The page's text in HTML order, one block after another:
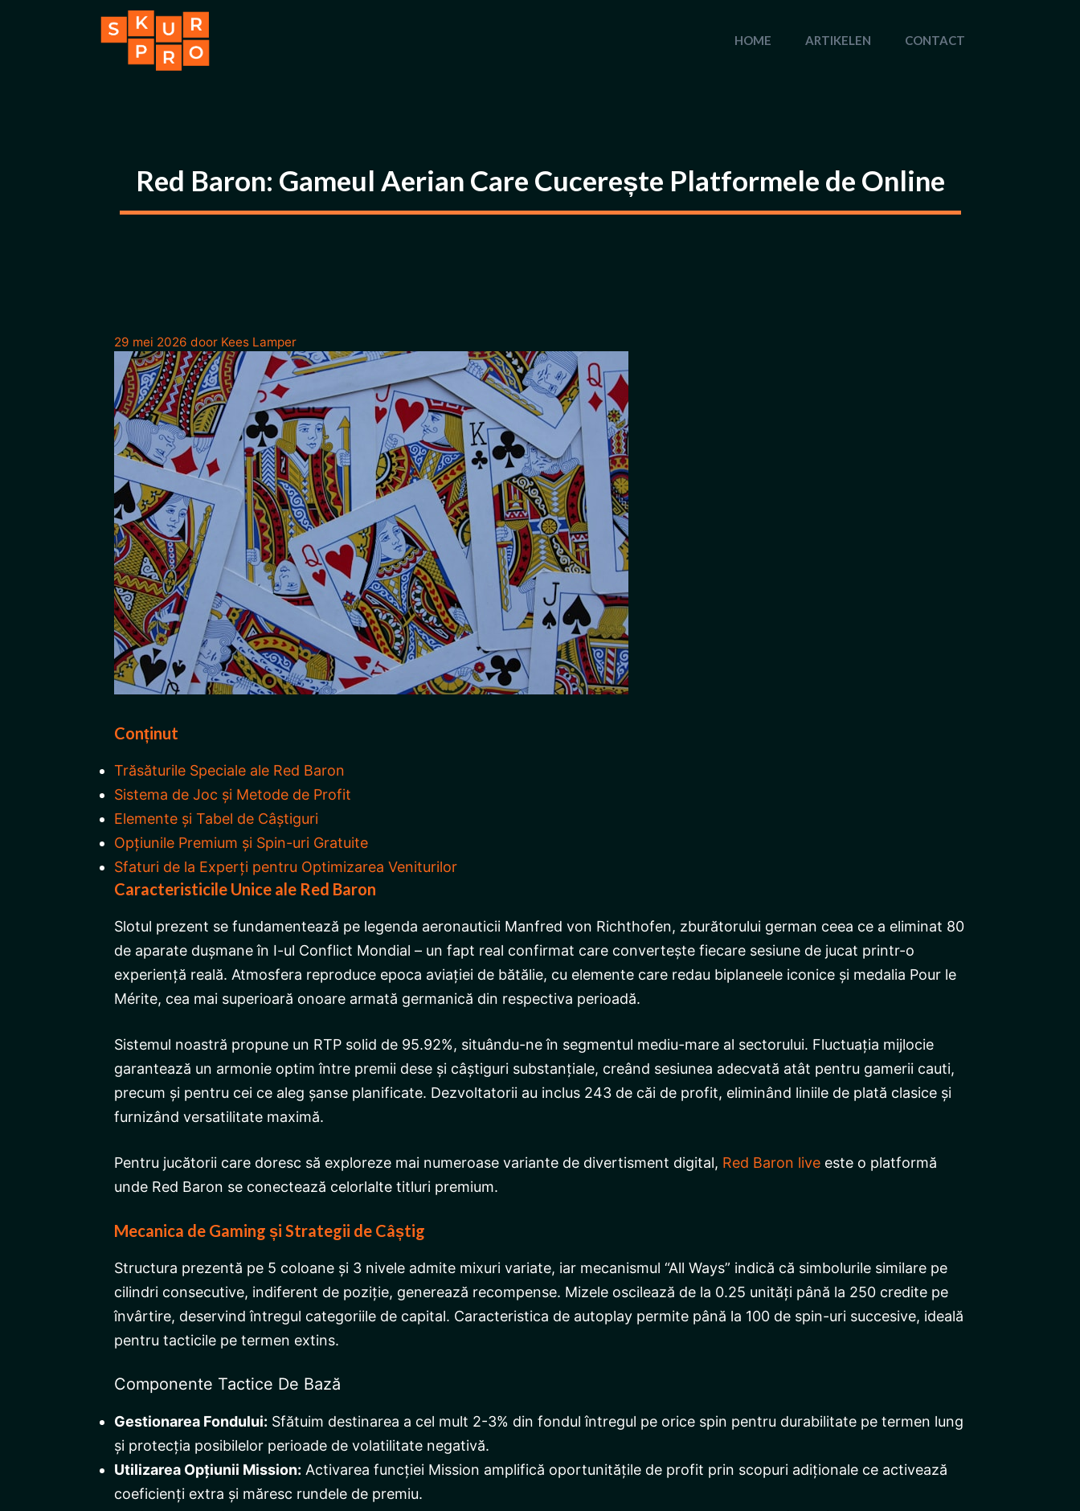
HOME ARTIKELEN CONTACT
Red Baron: Gameul Aerian Care Cucerește Platformele de Online
29 mei 2026 door Kees Lamper
Conținut
Trăsăturile Speciale ale Red Baron
Sistema de Joc și Metode de Profit
Elemente și Tabel de Câștiguri
Opțiunile Premium și Spin-uri Gratuite
Sfaturi de la Experți pentru Optimizarea Veniturilor
Caracteristicile Unice ale Red Baron
Slotul prezent se fundamentează pe legenda aeronauticii Manfred von Richthofen, zburătorului german ceea ce a eliminat 80
de aparate dușmane în I-ul Conflict Mondial – un fapt real confirmat care convertește fiecare sesiune de jucat printr-o
experiență reală. Atmosfera reproduce epoca aviației de bătălie, cu elemente care redau biplaneele iconice și medalia Pour le
Mérite, cea mai superioară onoare armată germanică din respectiva perioadă.
Sistemul noastră propune un RTP solid de 95.92%, situându-ne în segmentul mediu-mare al sectorului. Fluctuația mijlocie
garantează un armonie optim între premii dese și câștiguri substanțiale, creând sesiunea adecvată atât pentru gamerii cauti,
precum și pentru cei ce aleg șanse planificate. Dezvoltatorii au inclus 243 de căi de profit, eliminând liniile de plată clasice și
furnizând versatilitate maximă.
Pentru jucătorii care doresc să exploreze mai numeroase variante de divertisment digital, Red Baron live este o platformă
unde Red Baron se conectează celorlalte titluri premium.
Mecanica de Gaming și Strategii de Câștig
Structura prezentă pe 5 coloane și 3 nivele admite mixuri variate, iar mecanismul “All Ways” indică că simbolurile similare pe
cilindri consecutive, indiferent de poziție, generează recompense. Mizele oscilează de la 0.25 unități până la 250 credite pe
învârtire, deservind întregul categoriile de capital. Caracteristica de autoplay permite până la 100 de spin-uri succesive, ideală
pentru tacticile pe termen extins.
Componente Tactice De Bază
Gestionarea Fondului: Sfătuim destinarea a cel mult 2-3% din fondul întregul pe orice spin pentru durabilitate pe termen lung
și protecția posibilelor perioade de volatilitate negativă.
Utilizarea Opțiunii Mission: Activarea funcției Mission amplifică oportunitățile de profit prin scopuri adiționale ce activează
coeficienți extra și măresc rundele de premiu.